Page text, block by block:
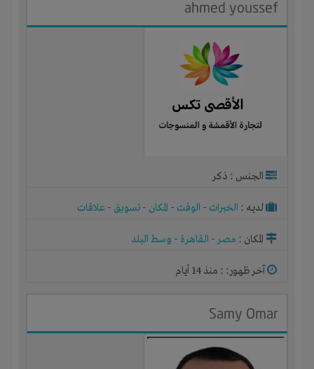
ahmed youssef
الجنس : ذكر
لديـه : الخبرات - الوقت - المكان - تسويق - علاقات
المكان : مصر- القاهرة - وسط البلد
آخر ظهور: : منذ 14 أيام
Samy Omar